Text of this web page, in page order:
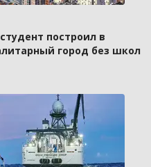
построил в
город без школ